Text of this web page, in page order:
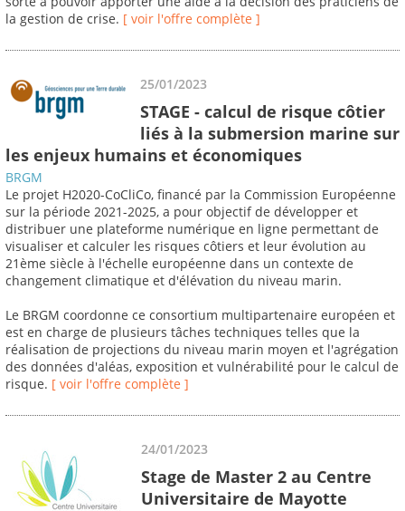
la gestion de crise. [ voir l'offre complète ]
25/01/2023
STAGE - calcul de risque côtier
liés à la submersion marine sur
les enjeux humains et économiques
BRGM
Le projet H2020-CoCliCo, financé par la Commission Européenne
sur la période 2021-2025, a pour objectif de développer et
distribuer une plateforme numérique en ligne permettant de
visualiser et calculer les risques côtiers et leur évolution au
21ème siècle à l'échelle européenne dans un contexte de
changement climatique et d'élévation du niveau marin.
Le BRGM coordonne ce consortium multipartenaire européen et
est en charge de plusieurs tâches techniques telles que la
réalisation de projections du niveau marin moyen et l'agrégation
des données d'aléas, exposition et vulnérabilité pour le calcul de
risque. [ voir l'offre complète ]
24/01/2023
Stage de Master 2 au Centre
Universitaire de Mayotte